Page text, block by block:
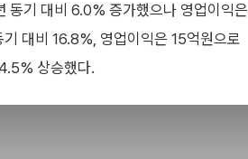
동기 대비 6.0% 증가했으나 영업이익은
대비 16.8%, 영업이익은 15억원으로
상승했다.